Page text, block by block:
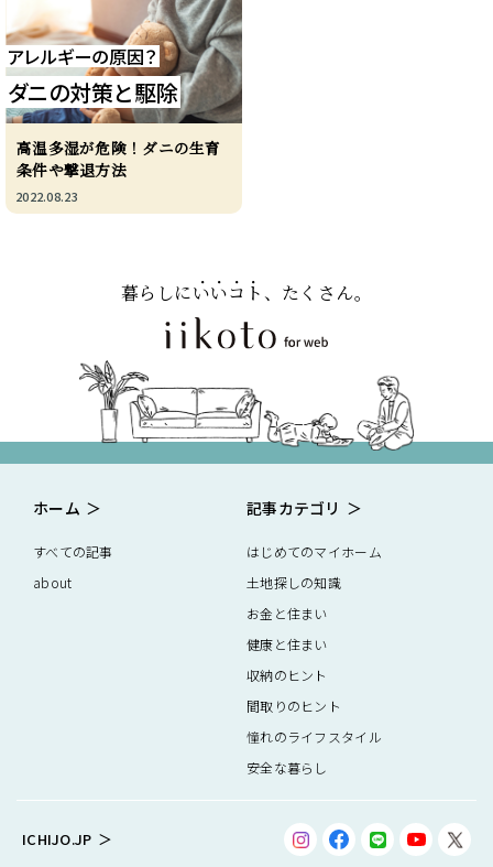
アレルギーの原因？
ダニの対策と駆除
高温多湿が危険！ダニの生育
条件や撃退方法
2022.08.23
暮らしにいいコト、たくさん。
ホーム
すべての記事
about
記事カテゴリ
はじめてのマイホーム
土地探しの知識
お金と住まい
健康と住まい
収納のヒント
間取りのヒント
憧れのライフスタイル
安全な暮らし
ICHIJO.JP